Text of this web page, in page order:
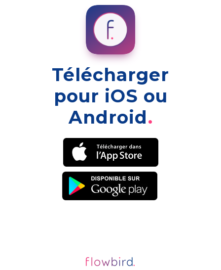
Télécharger
pour iOS ou
Android